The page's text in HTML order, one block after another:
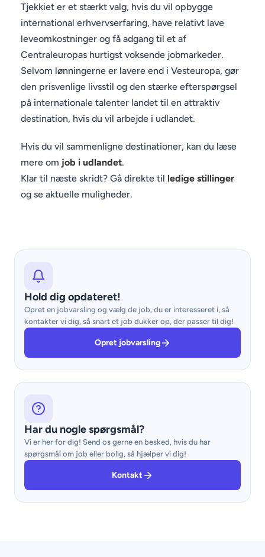
Tjekkiet er et stærkt valg, hvis du vil opbygge
international erhvervserfaring, have relativt lave
leveomkostninger og få adgang til et af
Centraleuropas hurtigst voksende jobmarkeder.
Selvom lønningerne er lavere end i Vesteuropa, gør
den prisvenlige livsstil og den stærke efterspørgsel
på internationale talenter landet til en attraktiv
destination, hvis du vil arbejde i udlandet.
Hvis du vil sammenligne destinationer, kan du læse
mere om job i udlandet.
Klar til næste skridt? Gå direkte til ledige stillinger
og se aktuelle muligheder.
Hold dig opdateret!
Opret en jobvarsling og vælg de job, du er interesseret i, så
kontakter vi dig, så snart et job dukker op, der passer til dig!
Opret jobvarsling
Har du nogle spørgsmål?
Vi er her for dig! Send os gerne en besked, hvis du har
spørgsmål om job eller bolig, så hjælper vi dig!
Kontakt